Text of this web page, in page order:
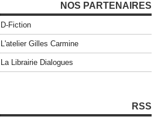
NOS PARTENAIRES
D-Fiction
L'atelier Gilles Carmine
La Librairie Dialogues
RSS